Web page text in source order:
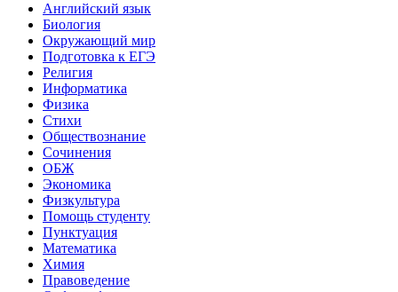
Английский язык
Биология
Окружающий мир
Подготовка к ЕГЭ
Религия
Информатика
Физика
Стихи
Обществознание
Сочинения
ОБЖ
Экономика
Физкультура
Помощь студенту
Пунктуация
Математика
Химия
Правоведение